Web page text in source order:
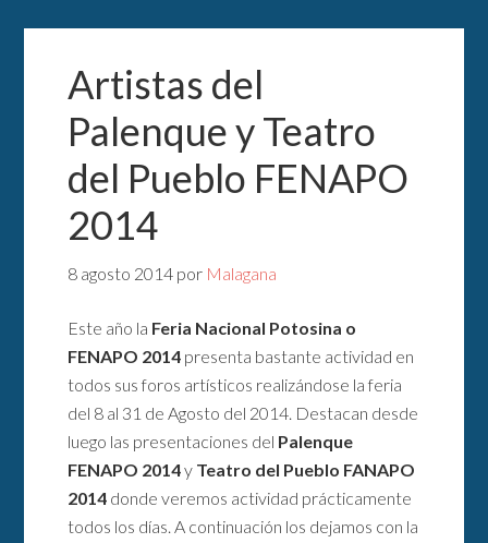
Artistas del
Palenque y Teatro
del Pueblo FENAPO
2014
8 agosto 2014 por Malagana
Este año la Feria Nacional Potosina o
FENAPO 2014 presenta bastante actividad en
todos sus foros artísticos realizándose la feria
del 8 al 31 de Agosto del 2014. Destacan desde
luego las presentaciones del Palenque
FENAPO 2014y Teatro del Pueblo FANAPO
2014 donde veremos actividad prácticamente
todos los días. A continuación los dejamos con la